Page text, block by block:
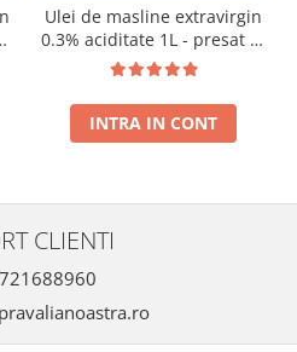
Ulei de masline extravirgin
0.3% aciditate 1L - presat la
rece RECOLTA NOUA
INTRA IN CONT
CLIENTI